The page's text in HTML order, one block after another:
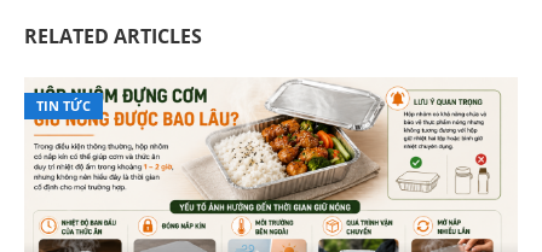
RELATED ARTICLES
TIN TỨC